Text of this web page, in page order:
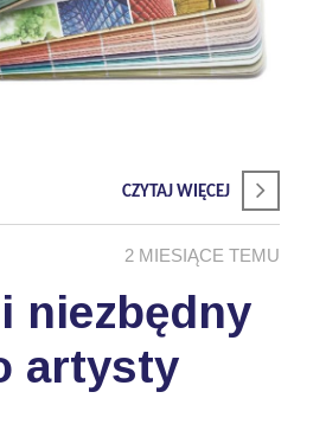
CZYTAJ WIĘCEJ
2 MIESIĄCE TEMU
niezbędny
artysty